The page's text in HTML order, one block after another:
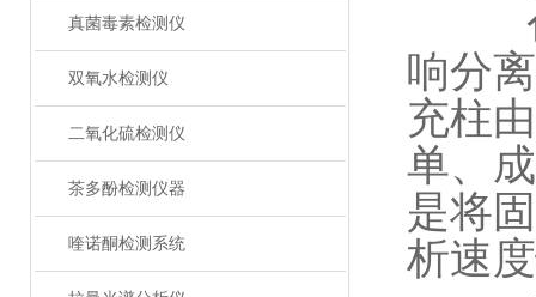
真菌毒素检测仪
双氧水检测仪
二氧化硫检测仪
茶多酚检测仪器
喹诺酮检测系统
色
响分
充柱
单、
是将
析速